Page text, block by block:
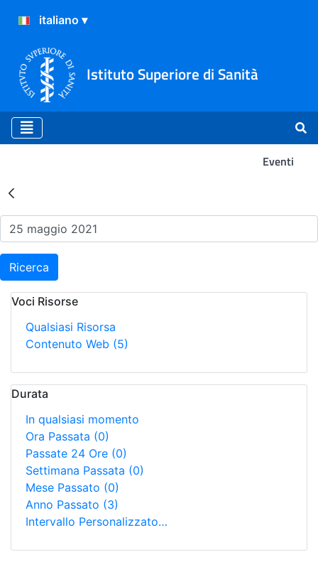
Istituto Superiore di Sanità
Eventi
Risultati della Ricerca -
Ricerca
Voci Risorse
Qualsiasi Risorsa
Contenuto Web (5)
Durata
In qualsiasi momento
Ora Passata (0)
Passate 24 Ore (0)
Settimana Passata (0)
Mese Passato (0)
Anno Passato (3)
Intervallo Personalizzato…